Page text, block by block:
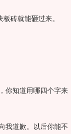
砖就能砸过来。
你知道用哪四个字来
我道歉。以后你能不